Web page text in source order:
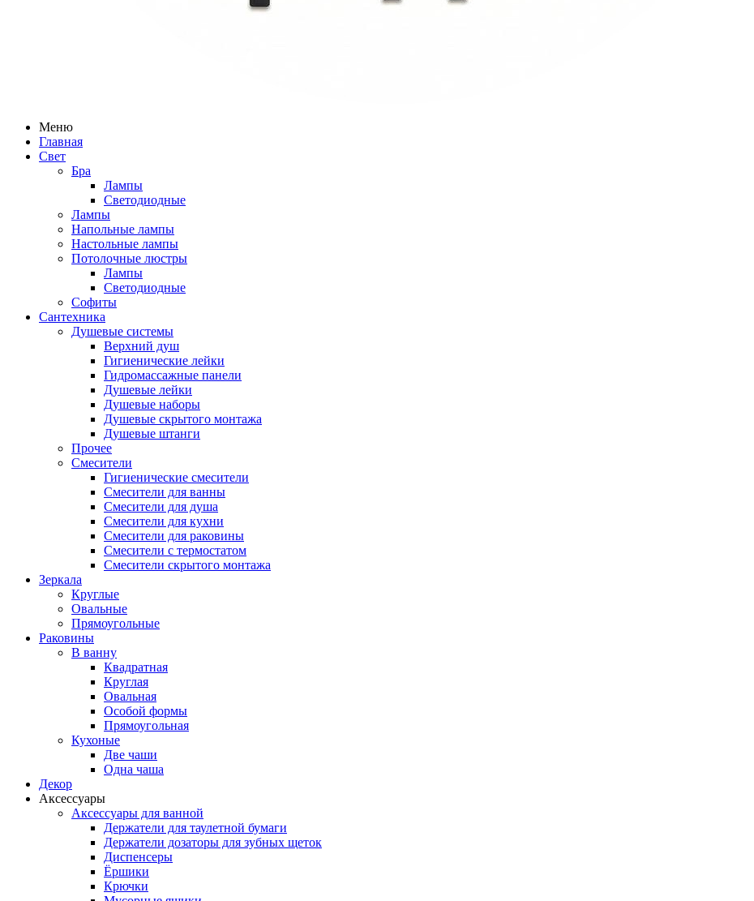
Меню
Главная
Свет
Бра
Лампы
Светодиодные
Лампы
Напольные лампы
Настольные лампы
Потолочные люстры
Лампы
Светодиодные
Софиты
Сантехника
Душевые системы
Верхний душ
Гигиенические лейки
Гидромассажные панели
Душевые лейки
Душевые наборы
Душевые скрытого монтажа
Душевые штанги
Прочее
Смесители
Гигиенические смесители
Смесители для ванны
Смесители для душа
Смесители для кухни
Смесители для раковины
Смесители с термостатом
Смесители скрытого монтажа
Зеркала
Круглые
Овальные
Прямоугольные
Раковины
В ванну
Квадратная
Круглая
Овальная
Особой формы
Прямоугольная
Кухоные
Две чаши
Одна чаша
Декор
Аксессуары
Аксессуары для ванной
Держатели для таулетной бумаги
Держатели дозаторы для зубных щеток
Диспенсеры
Ёршики
Крючки